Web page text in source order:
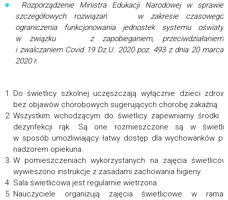
Rozporządzenie Ministra Edukacji Narodowej w sprawie
szczegółowych rozwiązań w zakresie czasowego
ograniczenia funkcjonowania jednostek systemu oświaty
w związku z zapobieganiem, przeciwdziałaniem
i zwalczaniem Covid 19 Dz.U. 2020 poz. 493 z dnia 20 marca
2020 r.
Do świetlicy szkolnej uczęszczają wyłącznie dzieci
bez objawów chorobowych sugerujących chorobę zakaźną.
Wszystkim wchodzącym do świetlicy zapewniamy środki
dezynfekcji rąk. Są one rozmieszczone są w
w sposób umożliwiający łatwy dostęp dla wychowanków
nadzorem opiekuna.
W pomieszczeniach wykorzystanych na zajęcia
wywieszono instrukcje z zasadami zachowania higieny.
Sala świetlicowa jest regularnie wietrzona.
Nauczyciele organizują zajęcia świetlicowe w